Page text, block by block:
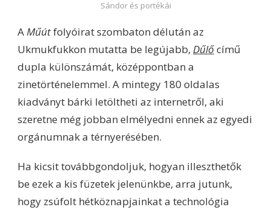
Sándor és portékái
A Műútfolyóirat szombaton délután az
Ukmukfukkon mutatta be legújabb, Dűlőcímű
dupla különszámát, középpontban a
zinetörténelemmel. A mintegy 180 oldalas
kiadványt bárki letöltheti az internetről, aki
szeretne még jobban elmélyedni ennek az egyedi
orgánumnak a térnyerésében.
Ha kicsit továbbgondoljuk, hogyan illeszthetők
be ezek a kis füzetek jelenünkbe, arra jutunk,
hogy zsúfolt hétköznapjainkat a technológia